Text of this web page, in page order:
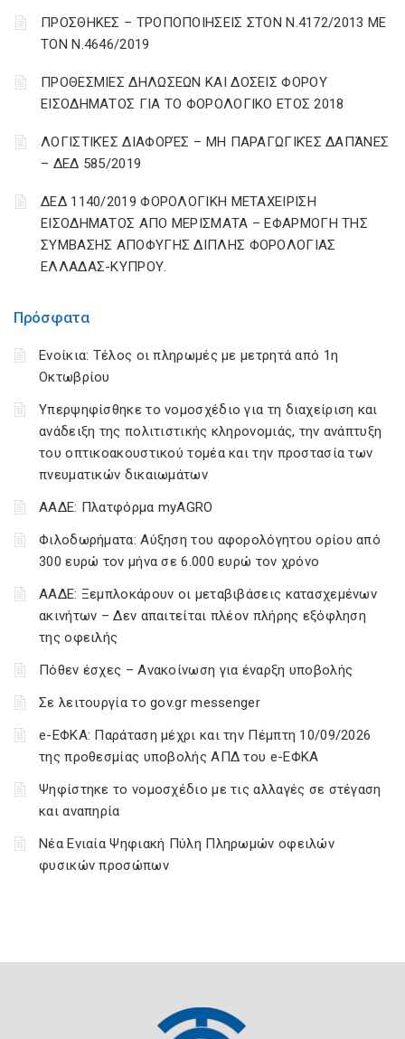
Πρόσφατα
Ενοίκια: Τέλος οι πληρωμές με μετρητά από 1η
Οκτωβρίου
Υπερψηφίσθηκε το νομοσχέδιο για τη διαχείριση και
ανάδειξη της πολιτιστικής κληρονομιάς, την ανάπτυξη
του οπτικοακουστικού τομέα και την προστασία των
πνευματικών δικαιωμάτων
ΑΑΔΕ: Πλατφόρμα myAGRO
Φιλοδωρήματα: Αύξηση του αφορολόγητου ορίου από
300 ευρώ τον μήνα σε 6.000 ευρώ τον χρόνο
ΑΑΔΕ: Ξεμπλοκάρουν οι μεταβιβάσεις κατασχεμένων
ακινήτων – Δεν απαιτείται πλέον πλήρης εξόφληση
της οφειλής
Πόθεν έσχες – Ανακοίνωση για έναρξη υποβολής
Σε λειτουργία το gov.gr messenger
e-ΕΦΚΑ: Παράταση μέχρι και την Πέμπτη 10/09/2026
της προθεσμίας υποβολής ΑΠΔ του e-ΕΦΚΑ
Ψηφίστηκε το νομοσχέδιο με τις αλλαγές σε στέγαση
και αναπηρία
Νέα Ενιαία Ψηφιακή Πύλη Πληρωμών οφειλών
φυσικών προσώπων
ΠΡΟΣΘΗΚΕΣ – ΤΡΟΠΟΠΟΙΗΣΕΙΣ ΣΤΟΝ Ν.4172/2013 ΜΕ
ΤΟΝ Ν.4646/2019
ΠΡΟΘΕΣΜΙΕΣ ΔΗΛΩΣΕΩΝ ΚΑΙ ΔΟΣΕΙΣ ΦΟΡΟΥ
ΕΙΣΟΔΗΜΑΤΟΣ ΓΙΑ ΤΟ ΦΟΡΟΛΟΓΙΚΟ ΕΤΟΣ 2018
ΛΟΓΙΣΤΙΚΈΣ ΔΙΑΦΟΡΈΣ – ΜΗ ΠΑΡΑΓΩΓΙΚΈΣ ΔΑΠΆΝΕΣ
– ΔΕΔ 585/2019
ΔΕΔ 1140/2019 ΦΟΡΟΛΟΓΙΚΗ ΜΕΤΑΧΕΙΡΙΣΗ
ΕΙΣΟΔΗΜΑΤΟΣ ΑΠΟ ΜΕΡΙΣΜΑΤΑ – ΕΦΑΡΜΟΓΗ ΤΗΣ
ΣΥΜΒΑΣΗΣ ΑΠΟΦΥΓΗΣ ΔΙΠΛΗΣ ΦΟΡΟΛΟΓΙΑΣ
ΕΛΛΑΔΑΣ-ΚΥΠΡΟΥ.